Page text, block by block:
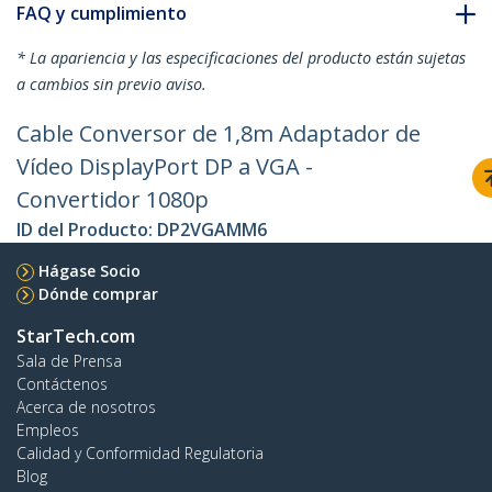
FAQ y cumplimiento
* La apariencia y las especificaciones del producto están sujetas
a cambios sin previo aviso.
Cable Conversor de 1,8m Adaptador de
Vídeo DisplayPort DP a VGA -
Convertidor 1080p
ID del Producto: DP2VGAMM6
Hágase Socio
Dónde comprar
StarTech.com
Sala de Prensa
Contáctenos
Acerca de nosotros
Empleos
Calidad y Conformidad Regulatoria
Blog